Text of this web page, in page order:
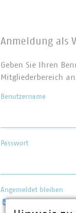
Anmeldung als
Geben Sie Ihren
Mitgliederbereich
Benutzername
Passwort
Angemeldet bleiben